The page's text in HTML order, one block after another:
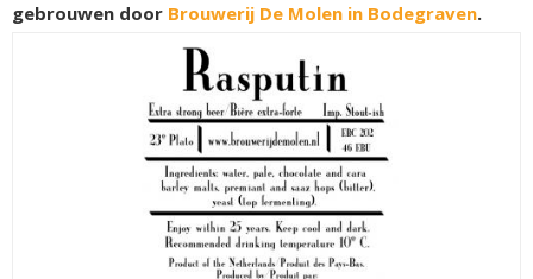
gebrouwen door Brouwerij De Molen in Bodegraven.